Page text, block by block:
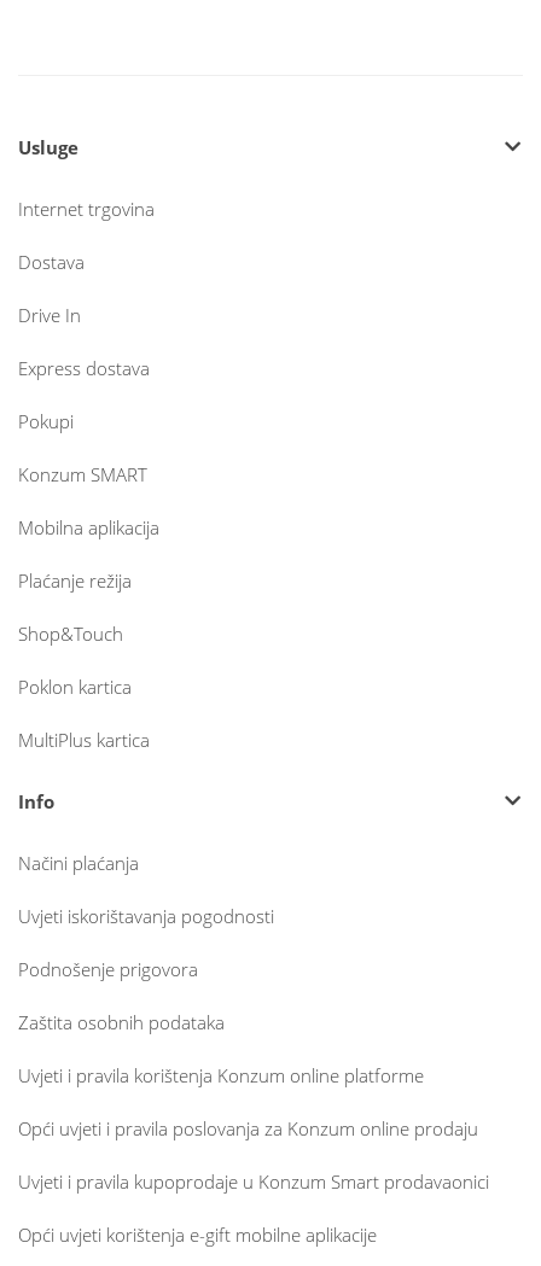
Usluge
Internet trgovina
Dostava
Drive In
Express dostava
Pokupi
Konzum SMART
Mobilna aplikacija
Plaćanje režija
Shop&Touch
Poklon kartica
MultiPlus kartica
Info
Načini plaćanja
Uvjeti iskorištavanja pogodnosti
Podnošenje prigovora
Zaštita osobnih podataka
Uvjeti i pravila korištenja Konzum online platforme
Opći uvjeti i pravila poslovanja za Konzum online prodaju
Uvjeti i pravila kupoprodaje u Konzum Smart prodavaonici
Opći uvjeti korištenja e-gift mobilne aplikacije